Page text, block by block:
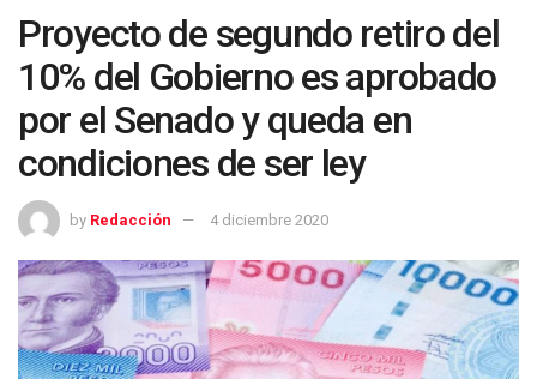
Proyecto de segundo retiro del
10% del Gobierno es aprobado
por el Senado y queda en
condiciones de ser ley
by Redacción 4 diciembre 2020